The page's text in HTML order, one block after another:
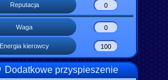
Reputacja
Waga
Energia kierowcy
Dodatkowe przyspieszenie